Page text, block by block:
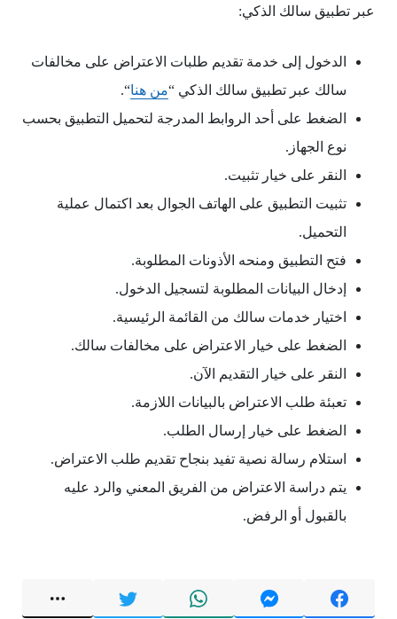
عبر تطبيق سالك الذكي:
الدخول إلى خدمة تقديم طلبات الاعتراض على مخالفات
سالك عبر تطبيق سالك الذكي “من هنا“.
الضغط على أحد الروابط المدرجة لتحميل التطبيق بحسب
نوع الجهاز.
النقر على خيار تثبيت.
تثبيت التطبيق على الهاتف الجوال بعد اكتمال عملية
التحميل.
فتح التطبيق ومنحه الأذونات المطلوبة.
إدخال البيانات المطلوبة لتسجيل الدخول.
اختيار خدمات سالك من القائمة الرئيسية.
الضغط على خيار الاعتراض على مخالفات سالك.
النقر على خيار التقديم الآن.
تعبئة طلب الاعتراض بالبيانات اللازمة.
الضغط على خيار إرسال الطلب.
استلام رسالة نصية تفيد بنجاح تقديم طلب الاعتراض.
يتم دراسة الاعتراض من الفريق المعني والرد عليه
بالقبول أو الرفض.